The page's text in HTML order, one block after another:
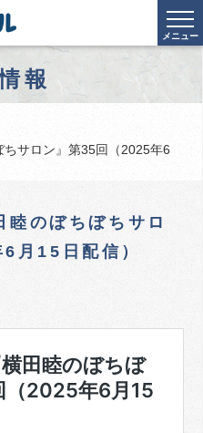
メニュー
報
サロン』第35回（2025年6
睦のぼちぼちサロ
月15日配信）